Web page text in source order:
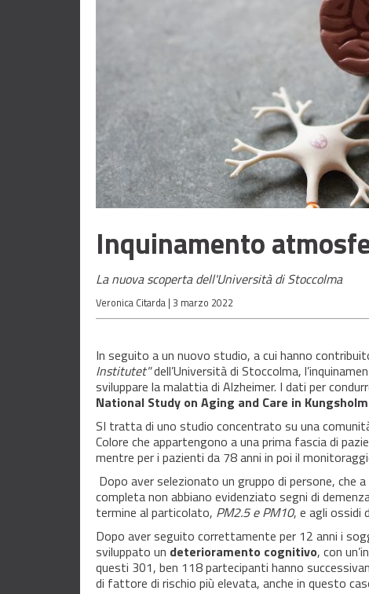
Inquinamento
La nuova scoperta dell'Università di Stoccolma
Veronica Citarda | 3 marzo 2022
In seguito a un nuovo studio, a cui hanno
Institutet"dell’Università di Stoccolma,
sviluppare la malattia di Alzheimer. I dati per
National Study on Aging and Care in
SI tratta di uno studio concentrato su una
Colore che appartengono a una prima fascia di
mentre per i pazienti da 78 anni in poi il
Dopo aver selezionato un gruppo di persone, che
completa non abbiano evidenziato segni di
termine al particolato, PM2.5 e PM10, e agli ossidi
Dopo aver seguito correttamente per 12 anni i
sviluppato un deterioramento cognitivo, con
questi 301, ben 118 partecipanti hanno
di fattore di rischio più elevata, anche in questo